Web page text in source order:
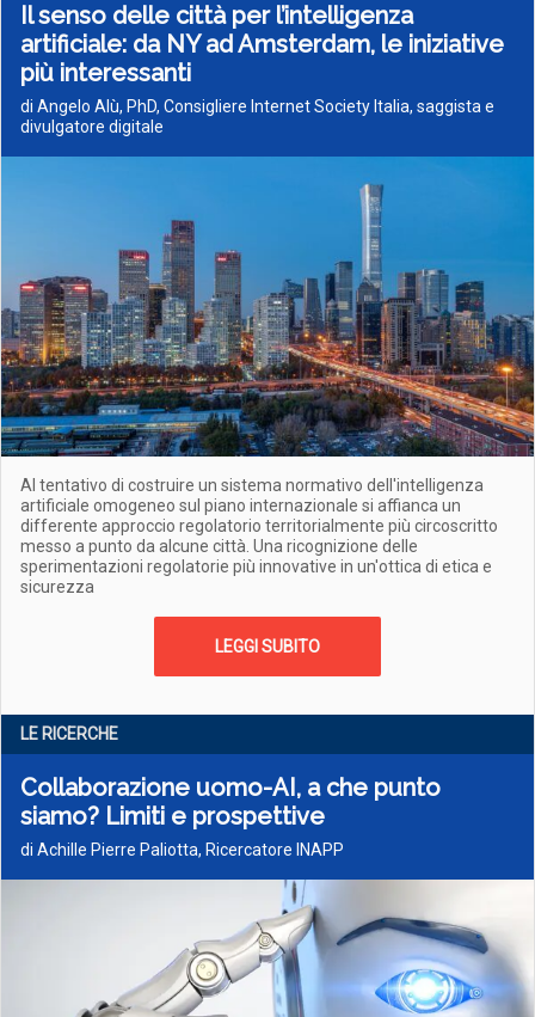
Il senso delle città per l’intelligenza
artificiale: da NY ad Amsterdam, le iniziative
più interessanti
di Angelo Alù, PhD, Consigliere Internet Society Italia, saggista e
divulgatore digitale
Al tentativo di costruire un sistema normativo dell'intelligenza
artificiale omogeneo sul piano internazionale si affianca un
differente approccio regolatorio territorialmente più circoscritto
messo a punto da alcune città. Una ricognizione delle
sperimentazioni regolatorie più innovative in un'ottica di etica e
sicurezza
LEGGI SUBITO
LE RICERCHE
Collaborazione uomo-AI, a che punto
siamo? Limiti e prospettive
di Achille Pierre Paliotta, Ricercatore INAPP